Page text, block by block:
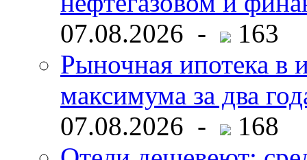
07.08.2026 -
163
Рыночная ипотека в
максимума за два
07.08.2026 -
168